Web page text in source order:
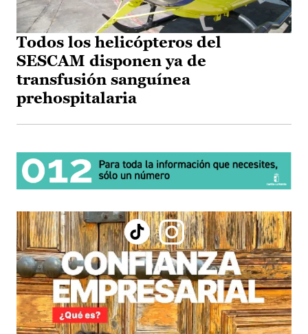
Todos los helicópteros del
SESCAM disponen ya de
transfusión sanguínea
prehospitalaria